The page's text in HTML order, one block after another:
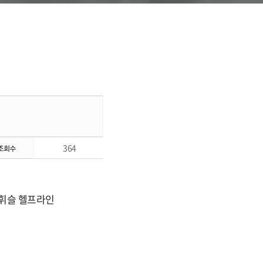
364
슬 헬프라인